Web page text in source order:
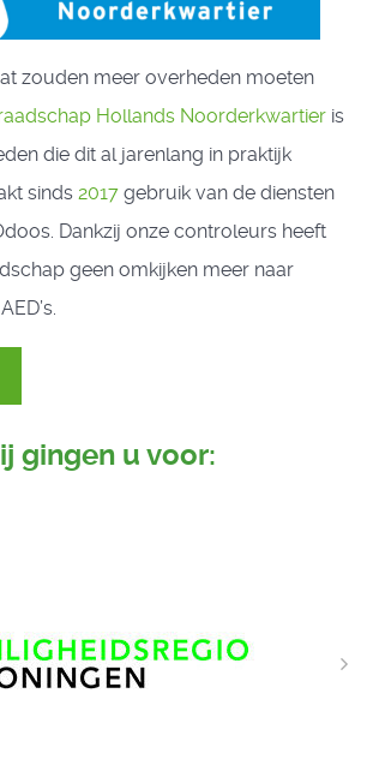
zouden meer overheden moeten
Hollands Noorderkwartieris
die dit al jarenlang in praktijk
sinds 2017gebruik van de diensten
Dankzij onze controleurs heeft
geen omkijken meer naar
gingen u voor: